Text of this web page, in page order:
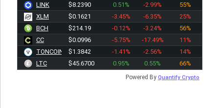
LINK
$8.2390 0.51% -2.99%
55%
XLM
$0.1621 -3.45% -6.35%
25%
BCH
$214.19 -0.12% -3.24%
56%
CC
$0.0996 -5.75% -17.49%
11%
TONCOIN
$1.3842 -1.41% -2.56%
14%
LTC
$45.6700 0.95% 0.55% 66%
Powered By Quantify Crypto